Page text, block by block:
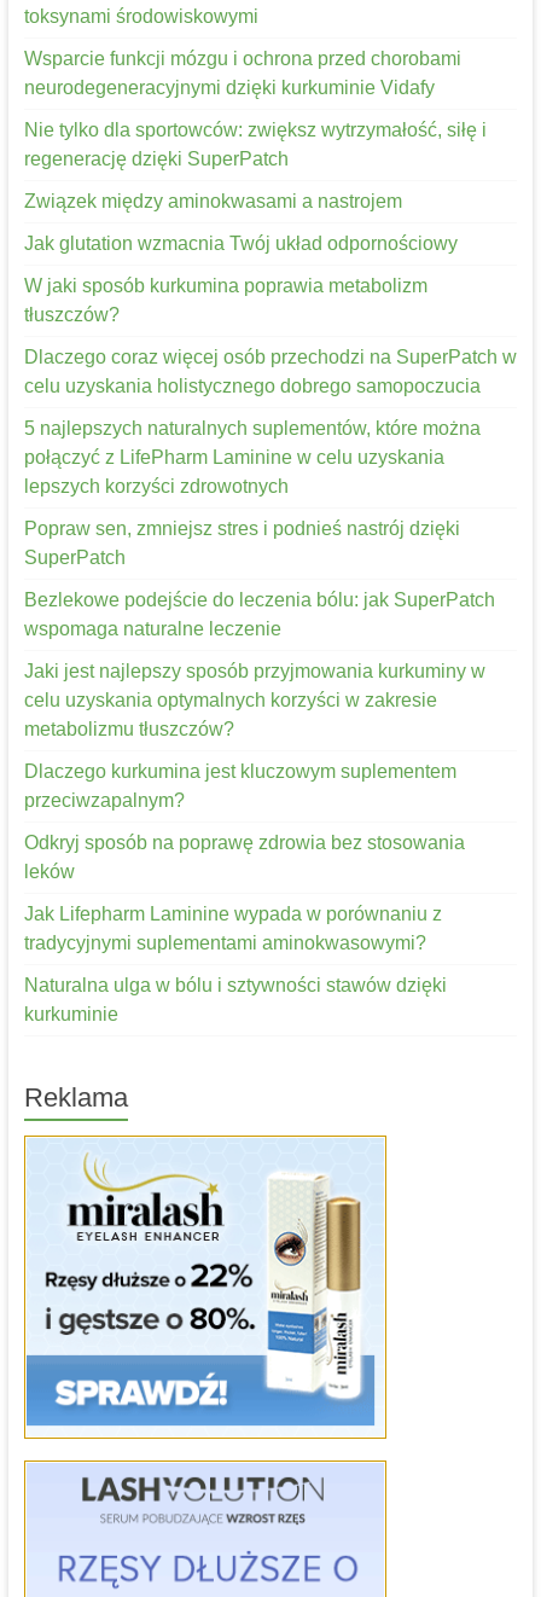
toksynami środowiskowymi
Wsparcie funkcji mózgu i ochrona przed chorobami
neurodegeneracyjnymi dzięki kurkuminie Vidafy
Nie tylko dla sportowców: zwiększ wytrzymałość, siłę i
regenerację dzięki SuperPatch
Związek między aminokwasami a nastrojem
Jak glutation wzmacnia Twój układ odpornościowy
W jaki sposób kurkumina poprawia metabolizm
tłuszczów?
Dlaczego coraz więcej osób przechodzi na SuperPatch w
celu uzyskania holistycznego dobrego samopoczucia
5 najlepszych naturalnych suplementów, które można
połączyć z LifePharm Laminine w celu uzyskania
lepszych korzyści zdrowotnych
Popraw sen, zmniejsz stres i podnieś nastrój dzięki
SuperPatch
Bezlekowe podejście do leczenia bólu: jak SuperPatch
wspomaga naturalne leczenie
Jaki jest najlepszy sposób przyjmowania kurkuminy w
celu uzyskania optymalnych korzyści w zakresie
metabolizmu tłuszczów?
Dlaczego kurkumina jest kluczowym suplementem
przeciwzapalnym?
Odkryj sposób na poprawę zdrowia bez stosowania
leków
Jak Lifepharm Laminine wypada w porównaniu z
tradycyjnymi suplementami aminokwasowymi?
Naturalna ulga w bólu i sztywności stawów dzięki
kurkuminie
Reklama